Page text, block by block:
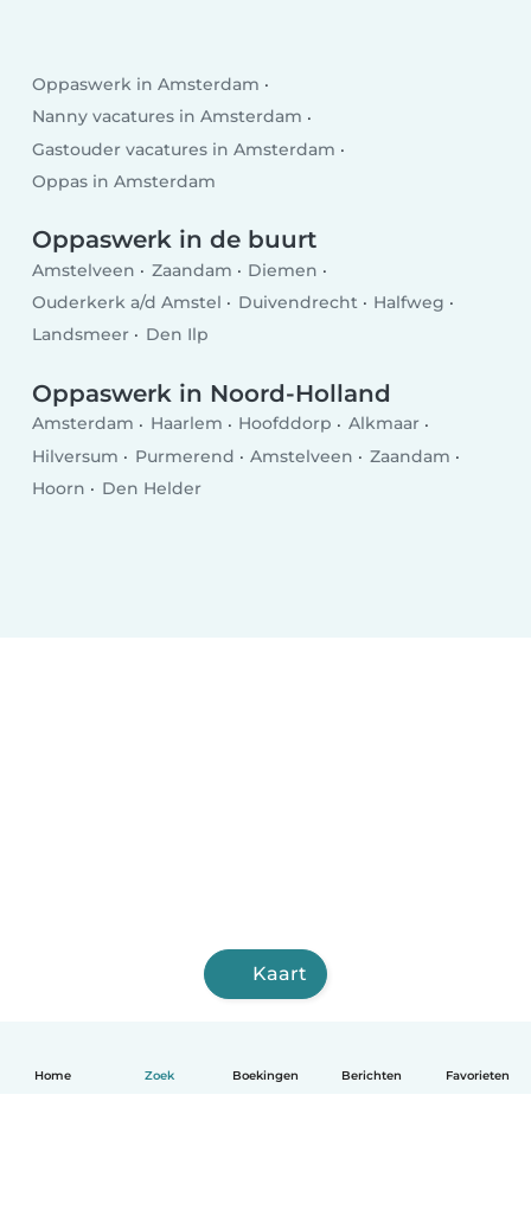
Home Zoek Boekingen Berichten Favorieten
Oppaswerk in Amsterdam
Nanny vacatures in Amsterdam
Gastouder vacatures in Amsterdam
Oppas in Amsterdam
Oppaswerk in de buurt
Amstelveen Zaandam
Diemen
Ouderkerk a/d Amstel
Duivendrecht
Halfweg
Landsmeer
Den Ilp
Oppaswerk in Noord-Holland
Amsterdam Haarlem Hoofddorp
Alkmaar
Hilversum
Purmerend Amstelveen
Zaandam
Hoorn
Den Helder
Kaart